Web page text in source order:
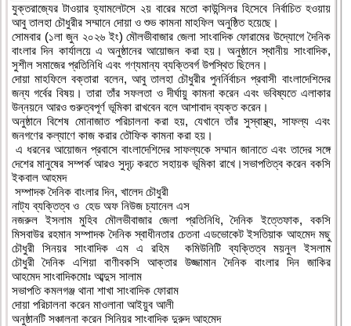
যুক্তরাজ্যের টাওয়ার হ্যামলেটসে ২য় বারের মতো কাউন্সিলর হিসেবে নির্বাচিত হওয়ায়
আবু তালহা চৌধুরীর সম্মানে দোয়া ও শুভ কামনা মাহফিল অনুষ্ঠিত হয়েছে।
সোমবার (১লা জুন ২০২৬ ইং) মৌলভীবাজার জেলা সাংবাদিক ফোরামের উদ্যোগে দৈনিক
বাংলার দিন কার্যালয়ে এ অনুষ্ঠানের আয়োজন করা হয়। অনুষ্ঠানে স্থানীয় সাংবাদিক,
সুশীল সমাজের প্রতিনিধি এবং গণ্যমান্য ব্যক্তিবর্গ উপস্থিত ছিলেন।
দোয়া মাহফিলে বক্তারা বলেন, আবু তালহা চৌধুরীর পুনর্নির্বাচন প্রবাসী বাংলাদেশিদের
জন্য গর্বের বিষয়। তারা তাঁর সফলতা ও দীর্ঘায়ু কামনা করেন এবং ভবিষ্যতে এলাকার
উন্নয়নে আরও গুরুত্বপূর্ণ ভূমিকা রাখবেন বলে আশাবাদ ব্যক্ত করেন।
অনুষ্ঠানে বিশেষ মোনাজাত পরিচালনা করা হয়, যেখানে তাঁর সুস্বাস্থ্য, সাফল্য এবং
জনগণের কল্যাণে কাজ করার তৌফিক কামনা করা হয়।
এ ধরনের আয়োজন প্রবাসে বাংলাদেশিদের সাফল্যকে সম্মান জানাতে এবং তাদের সঙ্গে
দেশের মানুষের সম্পর্ক আরও সুদৃঢ় করতে সহায়ক ভূমিকা রাখে।সভাপতিত্ব করেন বকসি
ইকবাল আহমদ
সম্পাদক দৈনিক বাংলার দিন, খালেদ চৌধুরী
নাট্য ব্যক্তিত্ব ও হেড অফ নিউজ চ্যানেল এস
নজরুল ইসলাম মুহিব মৌলভীবাজার জেলা প্রতিনিধি, দৈনিক ইত্তেফাক, বকসি
মিসবাউর রহমান সম্পাদক দৈনিক স্বাধীনতার চেতনা এডভোকেট ইসতিয়াক আহমেদ মছু
চৌধুরী সিনয়র সাংবাদিক এম এ রহিম কমিউনিটি ব্যক্তিত্ব ময়নুল ইসলাম
চৌধুরী দৈনিক এশিয়া বাণীবকসি আক্তার উজ্জামান দৈনিক বাংলার দিন জাকির
আহমেদ সাংবাদিকমোঃ আব্দুস সালাম
সভাপতি কমলগঞ্জ থানা শাখা সাংবাদিক ফোরাম
দোয়া পরিচালনা করেন মাওলানা আইয়ুব আলী
অনুষ্ঠানটি সঞ্চালনা করেন সিনিয়র সাংবাদিক দুরুদ আহমেদ